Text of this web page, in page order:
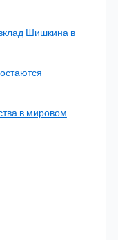
Шишкина в
в мировом